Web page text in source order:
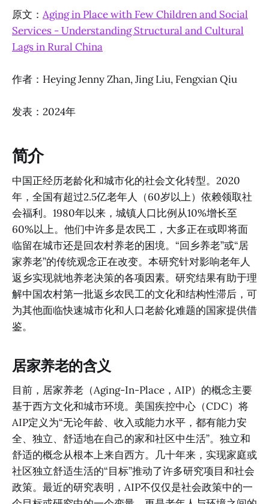
原文： Aging in Place with Few Children and Social
Services - Understanding Structural and Cultural
Lags in Rural China
作者：Heying Jenny Zhan, Jing Liu, Fengxian Qiu
发表：2024年
简介
中国正经历老龄化和城市化的社会文化转型。2020
年，全国有超过2.5亿老年人（60岁以上）依赖领取社
会福利。1980年以来，城镇人口比例从10%增长至
60%以上。他们中许多是农民工，大多正在或即将面
临留在城市还是回农村养老的困境。“回乡养老”或“居
家养老”的传统观念正在改变。本研究针对影响老年人
返乡实现就地养老决策的各项因素。研究结果有助于理
解中国农村第一批返乡农民工的文化和结构性滞后，可
为其他面临快速城市化和人口老龄化难题的国家提供借
鉴。
居家养老的含义
目前，居家养老（Aging-In-Place，AIP）的概念主要
基于西方文化和城市环境。美国疾控中心（CDC）将
AIP定义为“无论年龄、收入或能力水平，都有能力安
全、独立、舒适地在自己的家和社区中生活”。独立和
舒适的概念从根本上来自西方。几十年来，实现家庭或
社区独立舒适生活的“目标”推动了许多研究项目和社会
政策。最近的研究表明，AIP不仅仅是社会政策中的一